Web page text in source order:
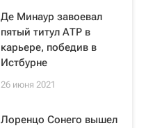
Де Минаур завоевал
пятый титул АТР в
карьере, победив в
Истбурне
26 июня 2021
Лоренцо Сонего вышел